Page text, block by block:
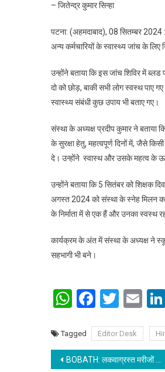
– जितेन्द्र कुमार सिन्हा
पटना: (अहमदाबाद), 08 सितम्बर 2024
अन्य कर्मचारियों के स्वास्थ्य जांच के लिए
उन्होंने बताया कि इस जांच शिविर में
दो को छोड़, बाकी सभी लोग स्वस्थ पाए
स्वास्थ्य संबंधी कुछ उपाय भी बताए गए।
संस्था के अध्यक्ष प्रदीप कुमार ने बताया
के सुरक्षा हेतु, महत्वपूर्ण दिनों में, जैसे
दे। उन्होंने स्वास्थ और उसके महत्व के
उन्होंने बताया कि 5 सितंबर को शिक्षक
अगस्त 2024 को संस्था के स्नेह मिलन
के निर्माता में से एक हैं और उनका स्वस्थ
कार्यक्रम के अंत में संस्था के अध्यक्ष ने
सहभागी भी बने।
WhatsApp
Tagged Editor Desk
Post navigation
BOBATH: लकवाग्रस्त मरीजों के लिए बहुत ही उपयोगी है :: डॉ प्रभात रंजन